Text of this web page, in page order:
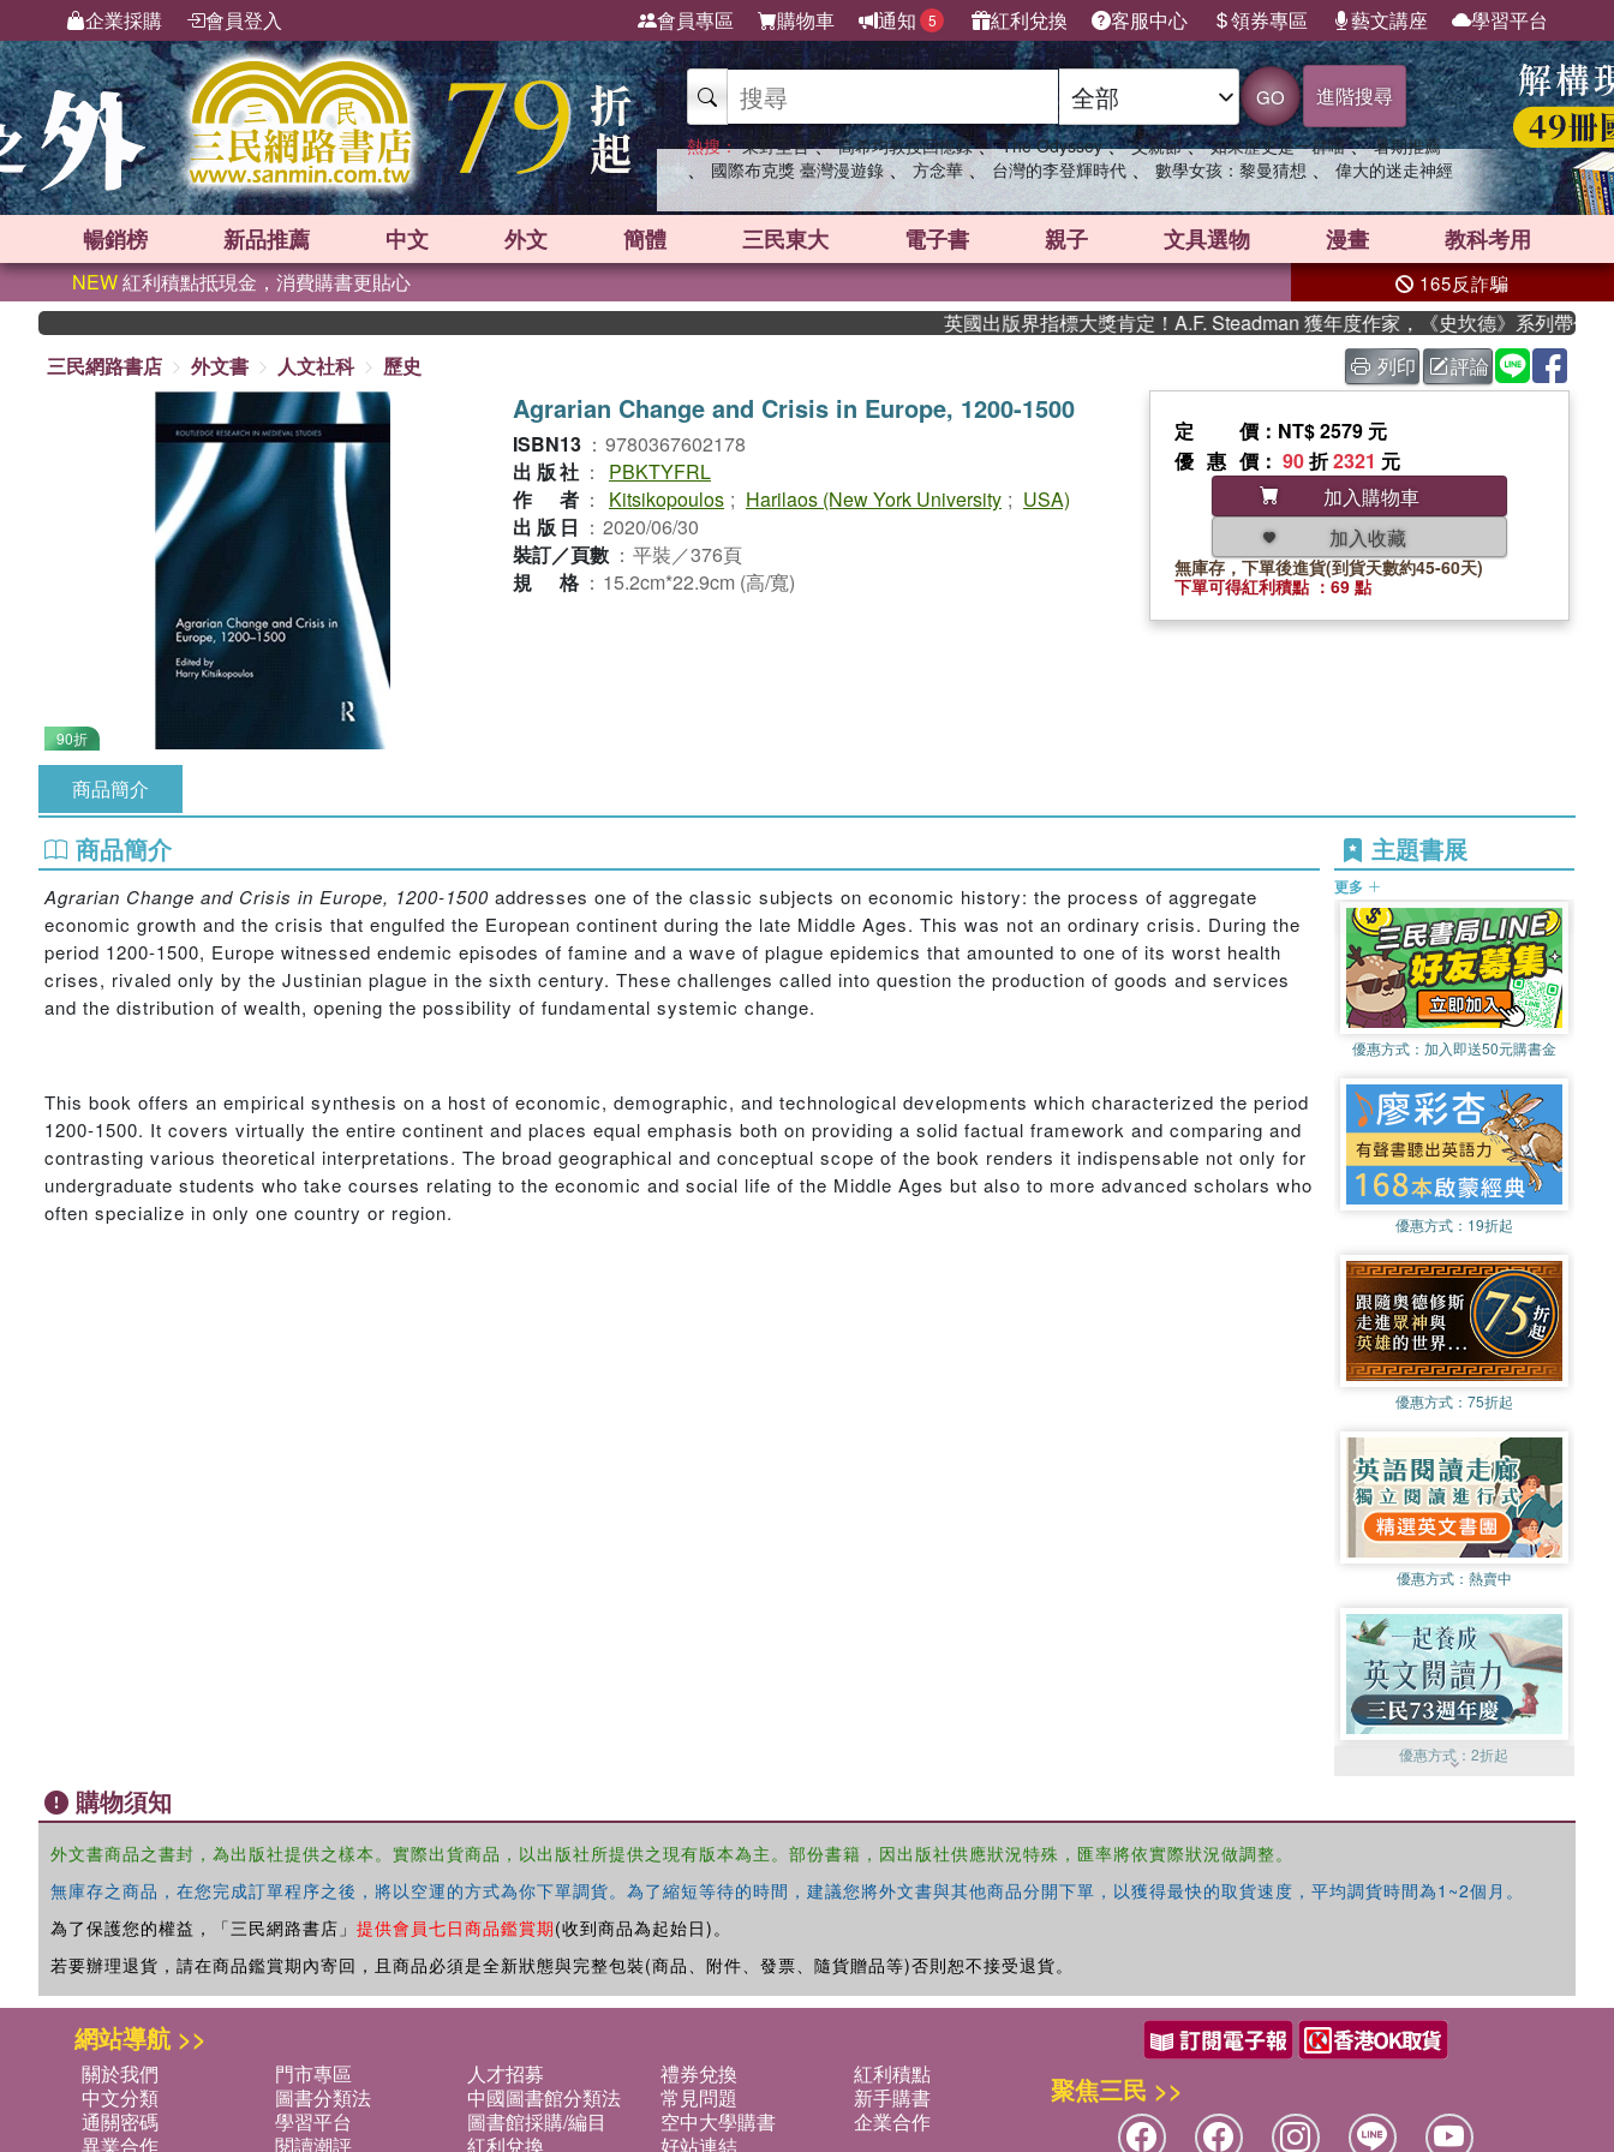
企業採購 會員登入 會員專區 購物車 通知 5 紅利兌換 客服中心 領券專區 藝文講座 學習平台
GO 進階搜尋
熱搜： 東野圭吾 、 高希均教授回憶錄 、 The Odyssey 、 父親節 、 如果歷史是一群喵 、 暑期推薦
、 國際布克獎 臺灣漫遊錄 、 方念華 、 台灣的李登輝時代 、 數學女孩：黎曼猜想 、 偉大的迷走神經
暢銷榜 新品推薦 中文 外文 簡體 三民東大 電子書 親子 文具選物 漫畫 教科考用
NEW紅利積點抵現金，消費購書更貼心 165反詐騙
英國出版界指標大獎肯定！A.F. Steadman 獲年度作家，《史坎德》系列帶你踏上熱
三民網路書店
外文書 人文社科 歷史 列印 評論
90折
Agrarian Change and Crisis in Europe, 1200-1500
ISBN13 ： 9780367602178
出版社 ：
PBKTYFRL
作者 ： Kitsikopoulos ; Harilaos (New York University ; USA)
出版日 ： 2020/06/30
裝訂／頁數 ： 平裝／376頁
規格 ： 15.2cm*22.9cm (高/寬)
定價 ：NT$ 2579 元
優惠價 ： 90折2321 元
加入購物車
加入收藏
無庫存，下單後進貨(到貨天數約45-60天)
下單可得紅利積點 ：69 點
商品簡介
商品簡介
Agrarian Change and Crisis in Europe, 1200-1500 addresses one of the classic subjects on economic history: the process of aggregate
economic growth and the crisis that engulfed the European continent during the late Middle Ages. This was not an ordinary crisis. During the
period 1200-1500, Europe witnessed endemic episodes of famine and a wave of plague epidemics that amounted to one of its worst health
crises, rivaled only by the Justinian plague in the sixth century. These challenges called into question the production of goods and services
and the distribution of wealth, opening the possibility of fundamental systemic change.
This book offers an empirical synthesis on a host of economic, demographic, and technological developments which characterized the period
1200-1500. It covers virtually the entire continent and places equal emphasis both on providing a solid factual framework and comparing and
contrasting various theoretical interpretations. The broad geographical and conceptual scope of the book renders it indispensable not only for
undergraduate students who take courses relating to the economic and social life of the Middle Ages but also to more advanced scholars who
often specialize in only one country or region.
主題書展
更多
優惠方式： 加入即送50元購書金
優惠方式： 19折起
優惠方式： 75折起
優惠方式： 熱賣中
優惠方式：2折起
購物須知
外文書商品之書封，為出版社提供之樣本。實際出貨商品，以出版社所提供之現有版本為主。部份書籍，因出版社供應狀況特殊，匯率將依實際狀況做調整。
無庫存之商品，在您完成訂單程序之後，將以空運的方式為你下單調貨。為了縮短等待的時間，建議您將外文書與其他商品分開下單，以獲得最快的取貨速度，平均調貨時間為1~2個月。
為了保護您的權益，「三民網路書店」 提供會員七日商品鑑賞期(收到商品為起始日)。
若要辦理退貨，請在商品鑑賞期內寄回，且商品必須是全新狀態與完整包裝(商品、附件、發票、隨貨贈品等)否則恕不接受退貨。
網站導航 >>
關於我們 門市專區 人才招募 禮券兌換
紅利積點
中文分類
圖書分類法 中國圖書館分類法 常見問題
新手購書
通關密碼
學習平台 圖書館採購/編目 空中大學購書
企業合作
異業合作
閱讀潮評 紅利兌換 好站連結
聚焦三民 >>